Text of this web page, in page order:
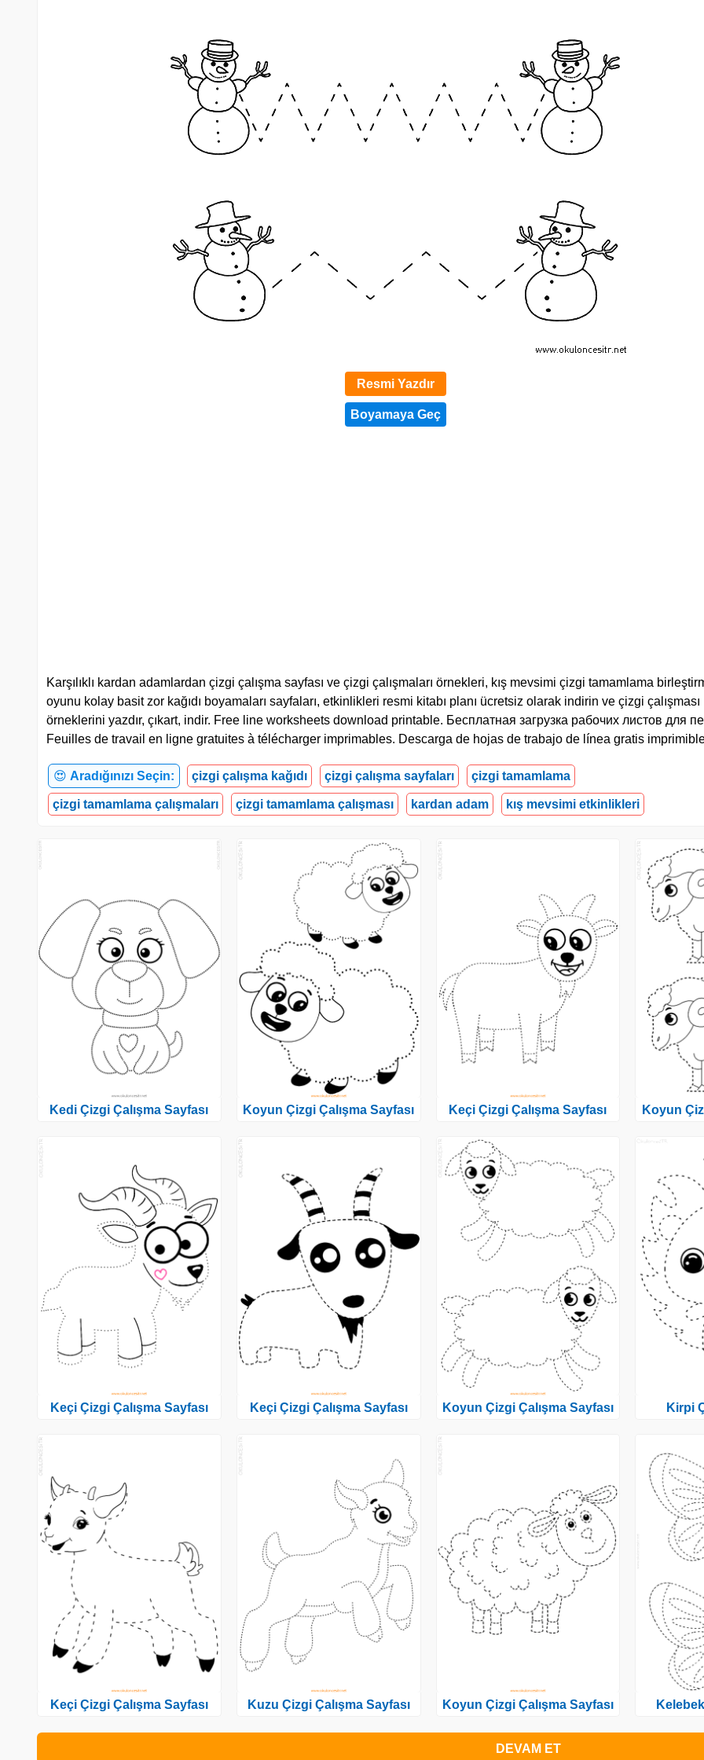
Resmi Yazdır
Karşılıklı kardan adamlardan çizgi çalışma sayfası ve çizgi çalışmaları örnekleri, kış mevsimi çizgi tamamlama
oyunu kolay basit zor kağıdı boyamaları sayfaları, etkinlikleri resmi kitabı planı ücretsiz olarak indirin ve çizgi çalışması
örneklerini yazdır, çıkart, indir. Free line worksheets download printable. Бесплатная загрузка рабочих листов для
Feuilles de travail en ligne gratuites à télécharger imprimables. Descarga de hojas de trabajo de línea gratis
😍 Aradığınızı Seçin: çizgi çalışma kağıdı çizgi çalışma sayfaları çizgi tamamlama
çizgi tamamlama çalışmaları çizgi tamamlama çalışması kardan adam kış mevsimi etkinlikleri
Kedi Çizgi Çalışma Sayfası
Keçi Çizgi Çalışma Sayfası
Keçi Çizgi Çalışma Sayfası
Koyun Çizgi Çalışma Sayfası
Keçi Çizgi Çalışma Sayfası
Kuzu Çizgi Çalışma Sayfası
Keçi Çizgi Çalışma Sayfası
Koyun Çizgi Çalışma Sayfası
Koyun Çizgi Çalışma Sayfası
Koyun
Kirpi
DEVAM ET